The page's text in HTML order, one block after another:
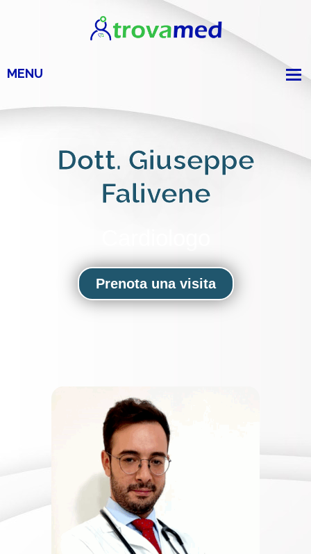
Dott. Giuseppe
Falivene
Prenota una visita